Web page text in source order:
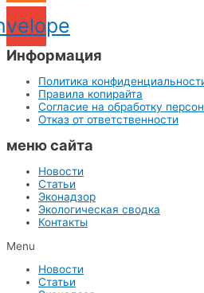
Информация
Политика
Правила копирайта
Согласие на обработку
Отказ от ответственности
меню сайта
Новости
Статьи
Эконадзор
Экологическая сводка
Контакты
Menu
Новости
Статьи